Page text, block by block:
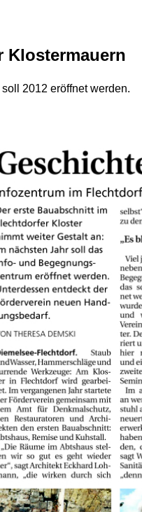
Klostermauern
2012 eröffnet werden.